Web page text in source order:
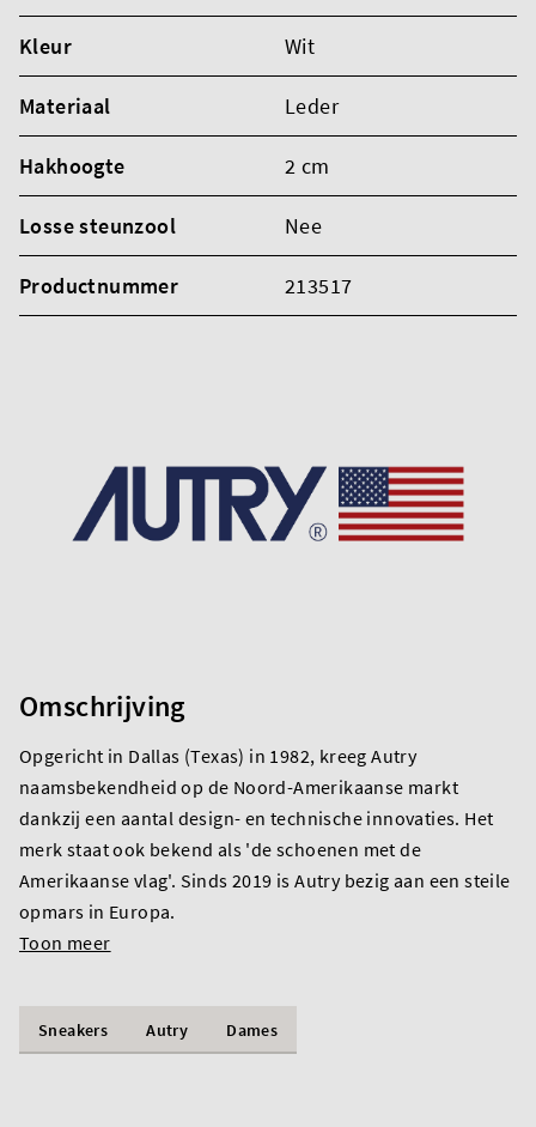
Kleur Wit
Materiaal Leder
Hakhoogte 2 cm
Losse steunzool Nee
Productnummer 213517
Omschrijving
Opgericht in Dallas (Texas) in 1982, kreeg Autry
naamsbekendheid op de Noord-Amerikaanse markt
dankzij een aantal design- en technische innovaties. Het
merk staat ook bekend als 'de schoenen met de
Amerikaanse vlag'. Sinds 2019 is Autry bezig aan een steile
opmars in Europa.
Toon meer
Sneakers Autry Dames